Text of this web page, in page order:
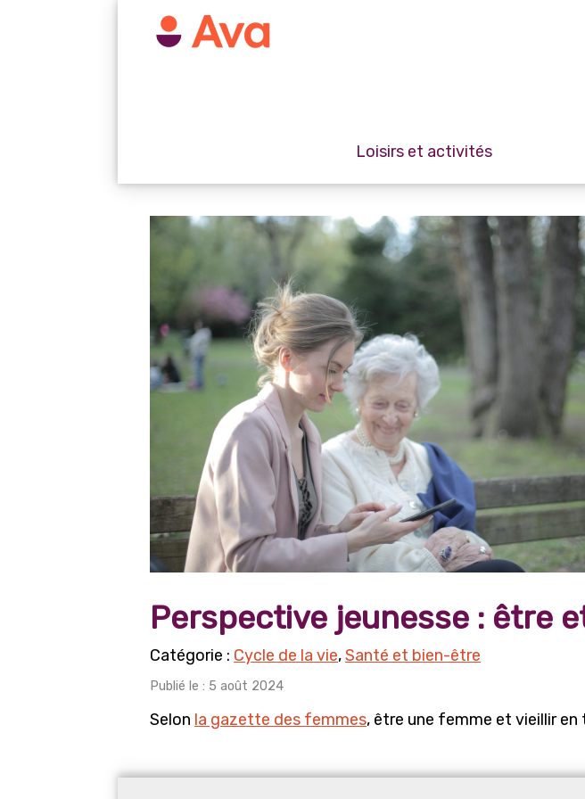
Loisirs et activités
Perspective jeunesse : être
Cycle de la vie,Santé et bien-être
Publié le : 5 août 2024
Selon la gazette des femmes, être une femme et vieillir